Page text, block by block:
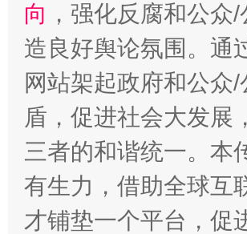
向 ，强化反腐和公
造良好舆论氛围。通
网站架起政府和公众
盾，促进社会大发展
三者的和谐统一。本
有生力，借助全球互
才铺垫一个平台，促